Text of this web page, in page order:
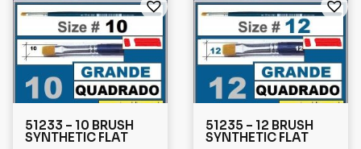
51233 – 10 BRUSH
SYNTHETIC FLAT
51235 – 12 BRUSH
SYNTHETIC FLAT